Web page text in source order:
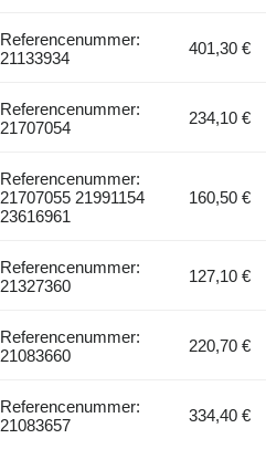
Referencenummer:
21133934
401,30 €
Referencenummer:
21707054
234,10 €
Referencenummer:
21707055 21991154
23616961
160,50 €
Referencenummer:
21327360
127,10 €
Referencenummer:
21083660
220,70 €
Referencenummer:
21083657
334,40 €